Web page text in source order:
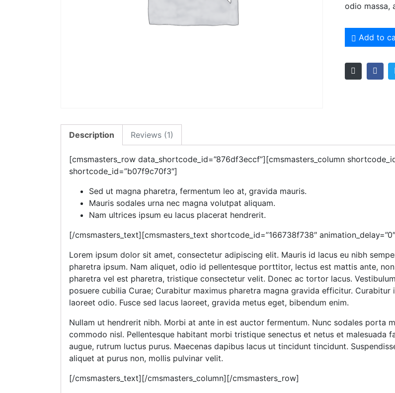
odio massa,
Add to
Description Reviews (1)
[cmsmasters_row data_shortcode_id=”876df3eccf”][cmsmasters_column
shortcode_id=”b07f9c70f3″]
Sed ut magna pharetra, fermentum leo at, gravida mauris.
Mauris sodales urna nec magna volutpat aliquam.
Nam ultrices ipsum eu lacus placerat hendrerit.
[/cmsmasters_text][cmsmasters_text shortcode_id=”166738f738″
Lorem ipsum dolor sit amet, consectetur adipiscing elit. Mauris id lacus eu nibh
pharetra ipsum. Nam aliquet, odio id pellentesque porttitor, lectus est mattis ante,
pharetra vel est pharetra, tristique consectetur velit. Donec ac tortor lacus.
posuere cubilia Curae; Curabitur maximus pharetra magna gravida efficitur.
laoreet odio. Fusce sed lacus laoreet, gravida metus eget, bibendum enim.
Nullam ut hendrerit nibh. Morbi at ante in est auctor fermentum. Nunc sodales porta
commodo nisl. Pellentesque habitant morbi tristique senectus et netus et malesuada
augue, rutrum luctus purus. Maecenas dapibus lacus ut tincidunt tincidunt.
aliquet at purus non, mollis pulvinar velit.
[/cmsmasters_text][/cmsmasters_column][/cmsmasters_row]